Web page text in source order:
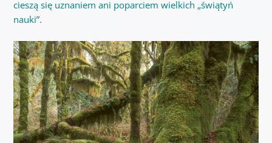
cieszą się uznaniem ani poparciem wielkich „świątyń
nauki”.